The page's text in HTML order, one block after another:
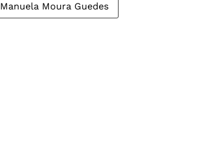
Manuela Moura Guedes